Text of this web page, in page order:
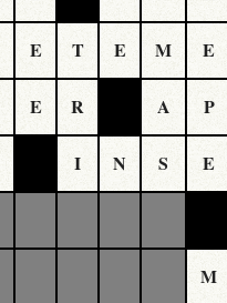
E T E M E
E R A P
I N S E
M